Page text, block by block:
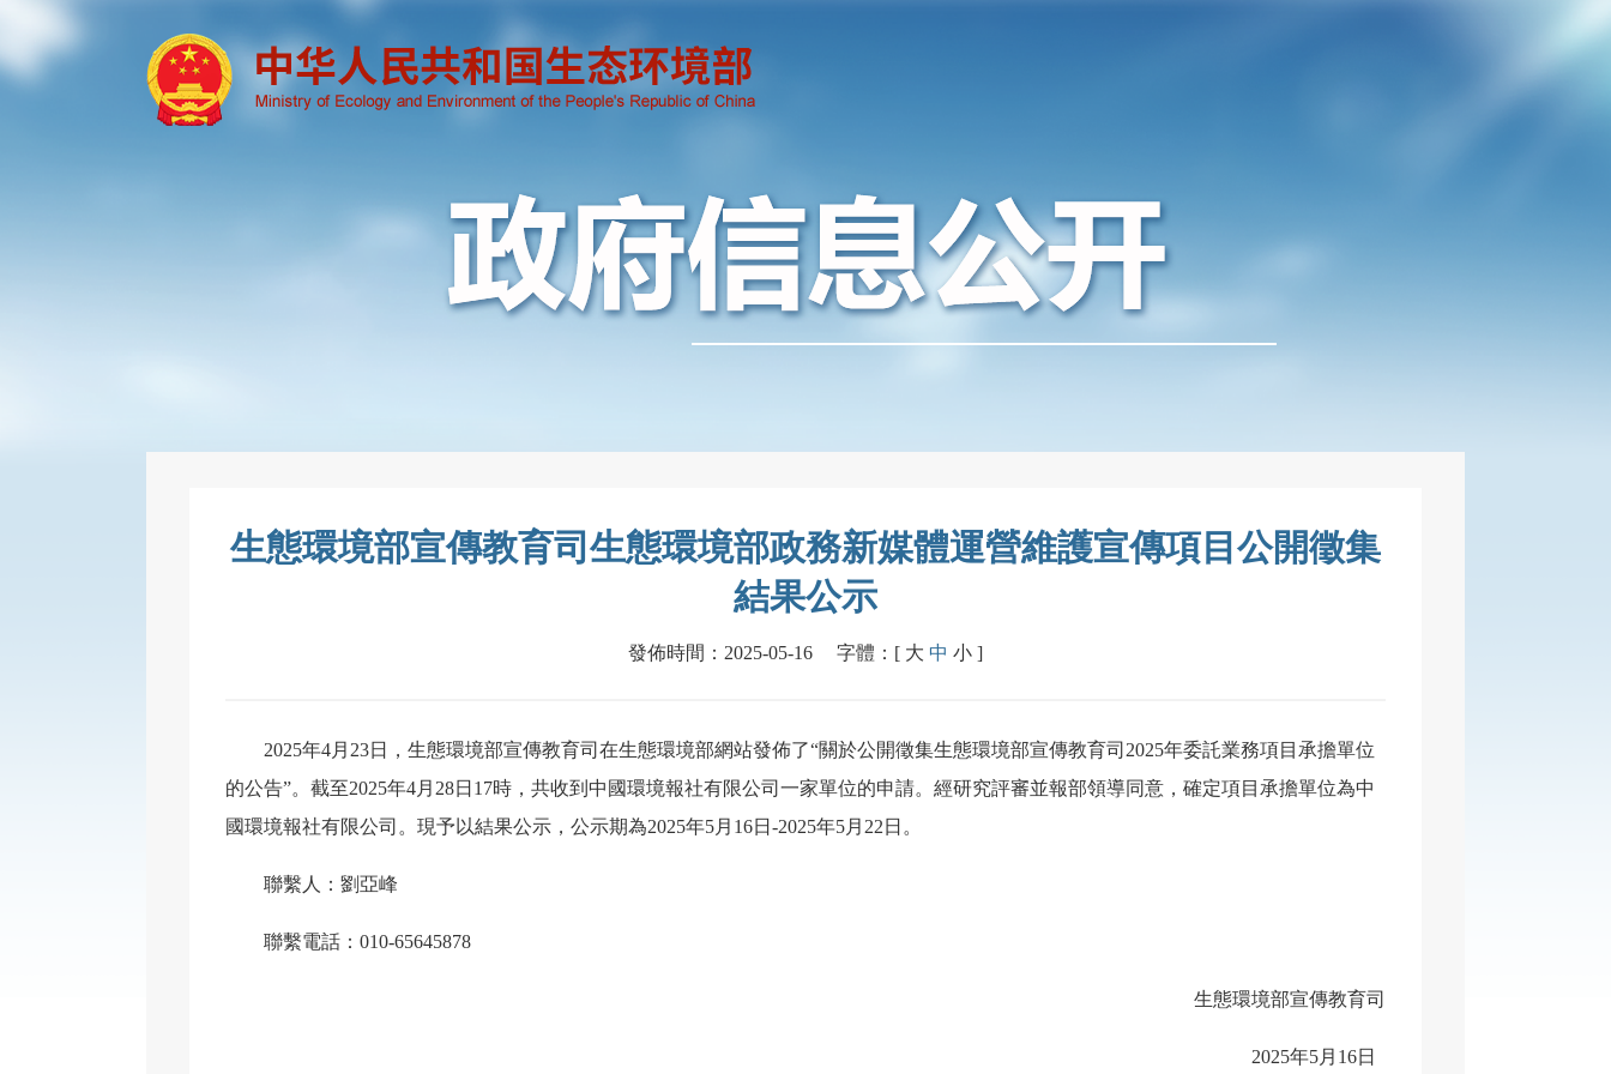
生態環境部宣傳教育司生態環境部政務新媒體運營維護宣傳項目公開徵集
結果公示
發佈時間：2025-05-16 字體：[ 大 中 小 ]
2025年4月23日，生態環境部宣傳教育司在生態環境部網站發佈了“關於公開徵集生態環境部宣傳教育司2025年委託業務項目承擔單位
的公告”。截至2025年4月28日17時，共收到中國環境報社有限公司一家單位的申請。經研究評審並報部領導同意，確定項目承擔單位為中
國環境報社有限公司。現予以結果公示，公示期為2025年5月16日-2025年5月22日。
聯繫人：劉亞峰
聯繫電話：010-65645878
生態環境部宣傳教育司
2025年5月16日